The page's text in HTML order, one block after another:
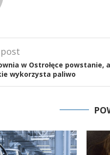
w Ostrołęce powstanie,
wykorzysta paliwo